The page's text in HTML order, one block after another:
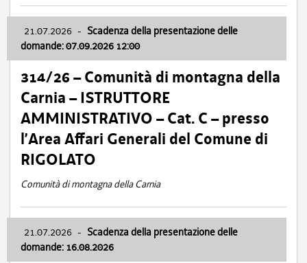
21.07.2026 - Scadenza della presentazione delle
domande: 07.09.2026 12:00
314/26 – Comunità di montagna della
Carnia – ISTRUTTORE
AMMINISTRATIVO – Cat. C – presso
l’Area Affari Generali del Comune di
RIGOLATO
Comunità di montagna della Carnia
21.07.2026 - Scadenza della presentazione delle
domande: 16.08.2026